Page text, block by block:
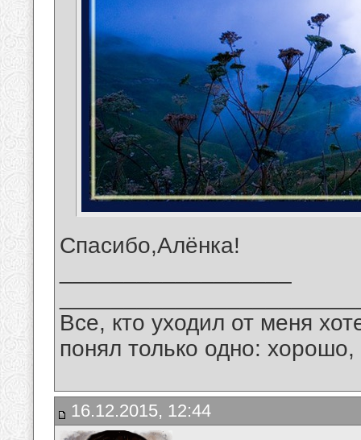
Спасибо,Алёнка!
Все, кто уходил от меня
понял только одно:
16.12.2015, 12:44